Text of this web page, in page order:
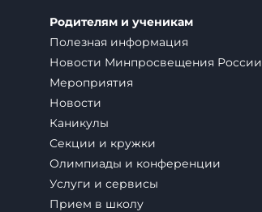
Родителям и ученикам
Полезная информация
Новости Минпросвещения России
Мероприятия
Новости
Каникулы
Секции и кружки
Олимпиады и конференции
Услуги и сервисы
Прием в школу